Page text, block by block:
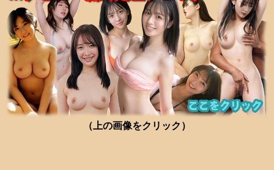
（上の画像をクリック）